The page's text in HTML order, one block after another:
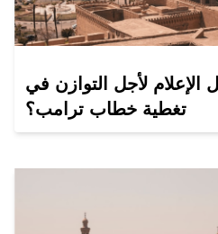
لأجل التوازن في
تغطية خطاب ترامب؟